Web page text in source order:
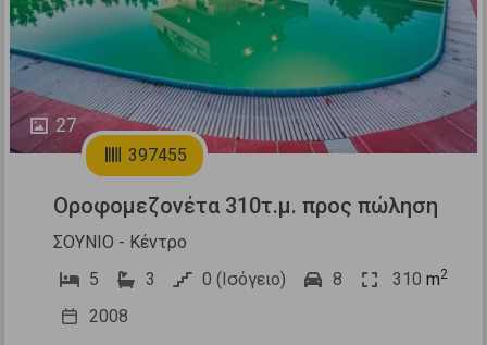
27
397455
Οροφομεζονέτα 310τ.μ. προς πώληση
ΣΟΥΝΙΟ - Κέντρο
5
3 0 (Ισόγειο) 8 310 m2
2008